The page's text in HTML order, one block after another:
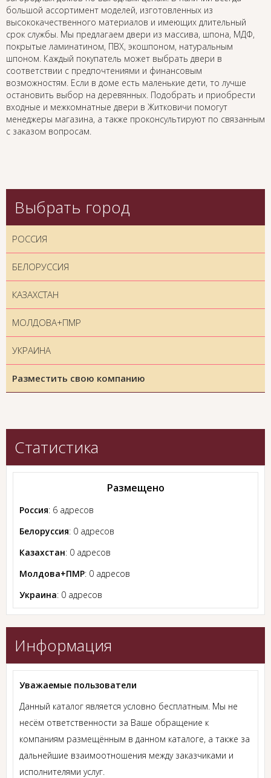
большой ассортимент моделей, изготовленных из
высококачественного материалов и имеющих длительный
срок службы. Мы предлагаем двери из массива, шпона, МДФ,
покрытые ламинатином, ПВХ, экошпоном, натуральным
шпоном. Каждый покупатель может выбрать двери в
соответствии с предпочтениями и финансовым
возможностям. Если в доме есть маленькие дети, то лучше
остановить выбор на деревянных. Подобрать и приобрести
входные и межкомнатные двери в Житковичи помогут
менеджеры магазина, а также проконсультируют по связанным
с заказом вопросам.
Выбрать город
РОССИЯ
БЕЛОРУССИЯ
КАЗАХСТАН
МОЛДОВА+ПМР
УКРАИНА
Разместить свою компанию
Статистика
Размещено
Россия: 6 адресов
Белоруссия: 0 адресов
Казахстан: 0 адресов
Молдова+ПМР: 0 адресов
Украина: 0 адресов
Информация
Уважаемые пользователи
Данный каталог является условно бесплатным. Мы не
несём ответственности за Ваше обращение к
компаниям размещённым в данном каталоге, а также за
дальнейшие взаимоотношения между заказчиками и
исполнителями услуг.